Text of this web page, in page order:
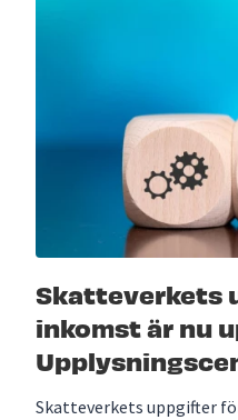
Skatteverkets
inkomst är nu
Skatteverkets uppgifter